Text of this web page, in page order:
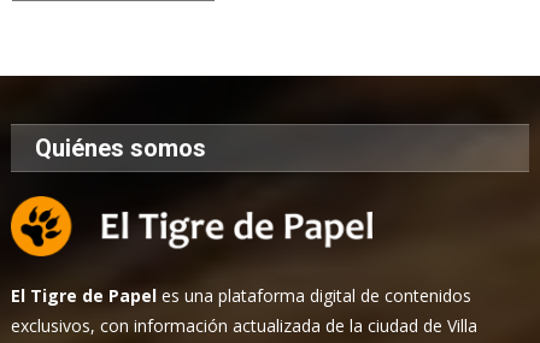
Quiénes somos
El Tigre de Papel es una plataforma digital de contenidos
exclusivos, con información actualizada de la ciudad de Villa